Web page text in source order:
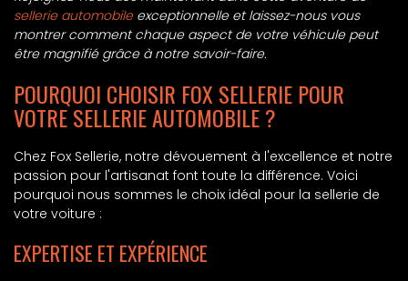
sellerie automobileexceptionnelle et laissez-nous vous
montrer comment chaque aspect de votre véhicule peut
être magnifié grâce à notre savoir-faire.
POURQUOI CHOISIR FOX SELLERIE POUR
VOTRE SELLERIE AUTOMOBILE ?
Chez Fox Sellerie, notre dévouement à l'excellence et notre
passion pour l'artisanat font toute la différence. Voici
pourquoi nous sommes le choix idéal pour la sellerie de
votre voiture :
EXPERTISE ET EXPÉRIENCE